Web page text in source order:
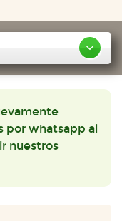
por whatsapp al
nuestros